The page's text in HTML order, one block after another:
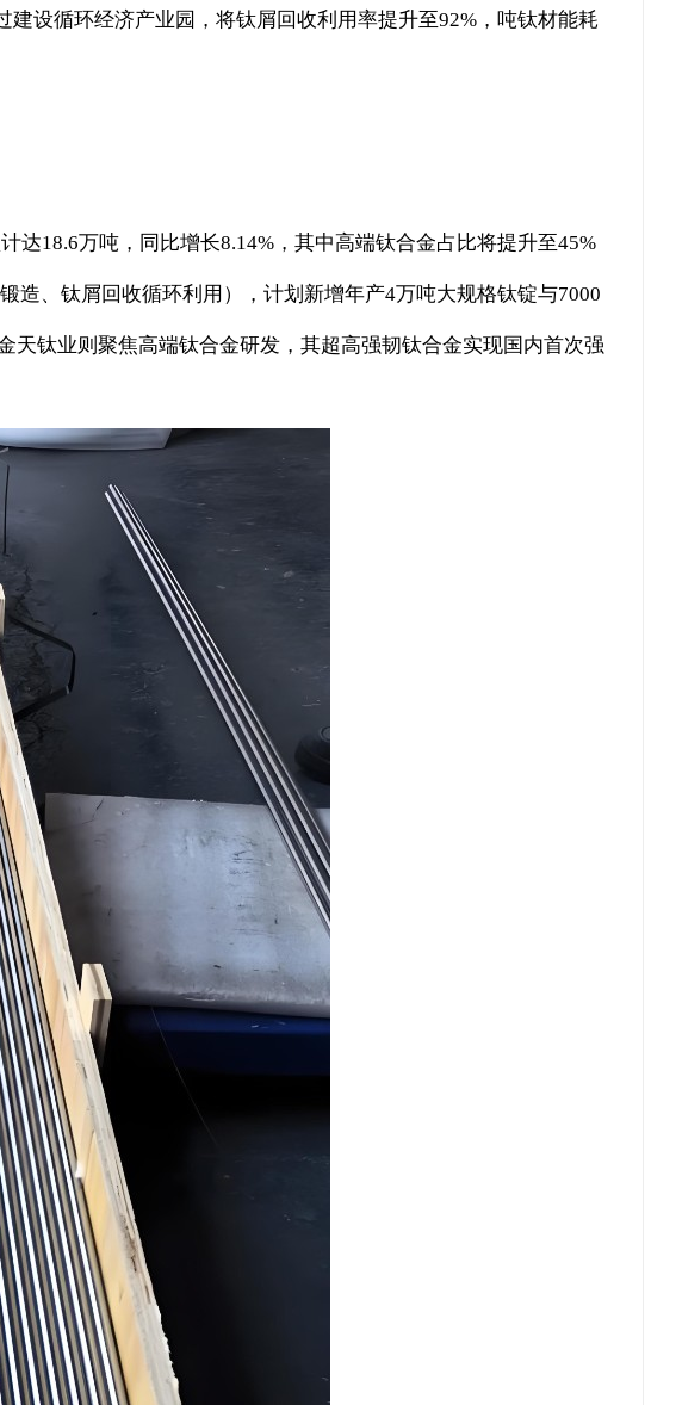
设循环经济产业园，将钛屑回收利用率提升至92%，吨钛材能耗
18.6万吨，同比增长8.14%，其中高端钛合金占比将提升至45%
造、钛屑回收循环利用），计划新增年产4万吨大规格钛锭与7000
钛业则聚焦高端钛合金研发，其超高强韧钛合金实现国内首次强